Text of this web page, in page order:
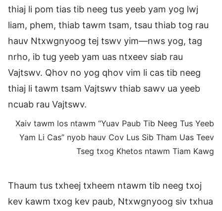
thiaj li pom tias tib neeg tus yeeb yam yog lwj
liam, phem, thiab tawm tsam, tsau thiab tog rau
hauv Ntxwgnyoog tej tswv yim—nws yog, tag
nrho, ib tug yeeb yam uas ntxeev siab rau
Vajtswv. Qhov no yog qhov vim li cas tib neeg
thiaj li tawm tsam Vajtswv thiab sawv ua yeeb
ncuab rau Vajtswv.
Xaiv tawm los ntawm “Yuav Paub Tib Neeg Tus Yeeb
Yam Li Cas” nyob hauv Cov Lus Sib Tham Uas Teev
Tseg txog Khetos ntawm Tiam Kawg
Thaum tus txheej txheem ntawm tib neeg txoj
kev kawm txog kev paub, Ntxwgnyoog siv txhua